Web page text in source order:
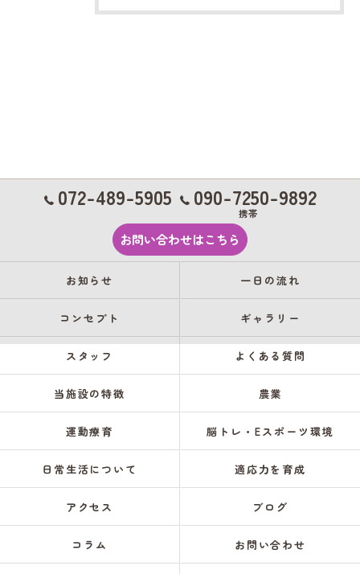
072-489-5905 090-7250-9892
携帯
お問い合わせはこちら
お知らせ 一日の流れ
コンセプト ギャラリー
スタッフ よくある質問
当施設の特徴 農業
運動療育 脳トレ・Eスポーツ環境
日常生活について 適応力を育成
アクセス ブログ
コラム お問い合わせ